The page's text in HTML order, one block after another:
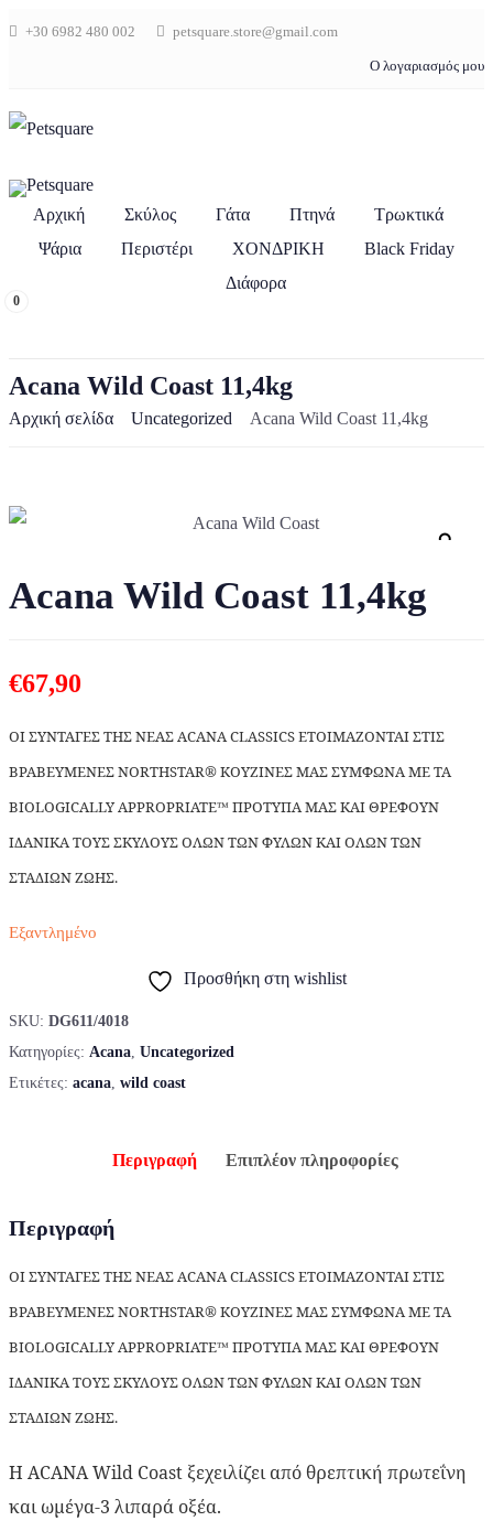
+30 6982 480 002 petsquare.store@gmail.com
Ο λογαριασμός μου
Αρχική Σκύλος Γάτα Πτηνά
Τρωκτικά
Ψάρια
Περιστέρι ΧΟΝΔΡΙΚΗ
Black Friday
Διάφορα
0
Acana Wild Coast 11,4kg
Αρχική σελίδα Uncategorized Acana Wild Coast 11,4kg
Acana Wild Coast 11,4kg
€67,90
ΟΙ ΣΥΝΤΑΓΕΣ ΤΗΣ ΝΕΑΣ ACANA CLASSICS ΕΤΟΙΜΑΖΟΝΤΑΙ ΣΤΙΣ
ΒΡΑΒΕΥΜΕΝΕΣ NORTHSTAR® ΚΟΥΖΙΝΕΣ ΜΑΣ ΣΥΜΦΩΝΑ ΜΕ ΤΑ
BIOLOGICALLY APPROPRIATE™ ΠΡΟΤΥΠΑ ΜΑΣ ΚΑΙ ΘΡΕΦΟΥΝ
ΙΔΑΝΙΚΑ ΤΟΥΣ ΣΚΥΛΟΥΣ ΟΛΩΝ ΤΩΝ ΦΥΛΩΝ ΚΑΙ ΟΛΩΝ ΤΩΝ
ΣΤΑΔΙΩΝ ΖΩΗΣ.
Εξαντλημένο
Προσθήκη στη wishlist
SKU: DG611/4018
Κατηγορίες: Acana, Uncategorized
Ετικέτες: acana, wild coast
Περιγραφή Επιπλέον πληροφορίες
Περιγραφή
ΟΙ ΣΥΝΤΑΓΕΣ ΤΗΣ ΝΕΑΣ ACANA CLASSICS ΕΤΟΙΜΑΖΟΝΤΑΙ ΣΤΙΣ
ΒΡΑΒΕΥΜΕΝΕΣ NORTHSTAR® ΚΟΥΖΙΝΕΣ ΜΑΣ ΣΥΜΦΩΝΑ ΜΕ ΤΑ
BIOLOGICALLY APPROPRIATE™ ΠΡΟΤΥΠΑ ΜΑΣ ΚΑΙ ΘΡΕΦΟΥΝ
ΙΔΑΝΙΚΑ ΤΟΥΣ ΣΚΥΛΟΥΣ ΟΛΩΝ ΤΩΝ ΦΥΛΩΝ ΚΑΙ ΟΛΩΝ ΤΩΝ
ΣΤΑΔΙΩΝ ΖΩΗΣ.
Η ACANA Wild Coast ξεχειλίζει από θρεπτική πρωτεΐνη
και ωμέγα-3 λιπαρά οξέα.